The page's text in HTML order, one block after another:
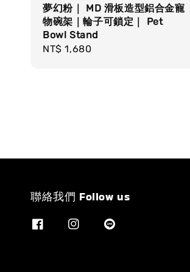
夢幻粉｜ MD 滑板造型鋁合金寵
物碗架｜輪子可鎖定｜ Pet
Bowl Stand
Regular
NT$ 1,680
聯絡我們 Follow us